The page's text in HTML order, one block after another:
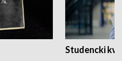
Studencki